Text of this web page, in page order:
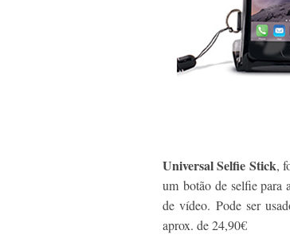
Universal Selfie Stick,
um botão de selfie para
de vídeo. Pode ser
aprox. de 24,90€